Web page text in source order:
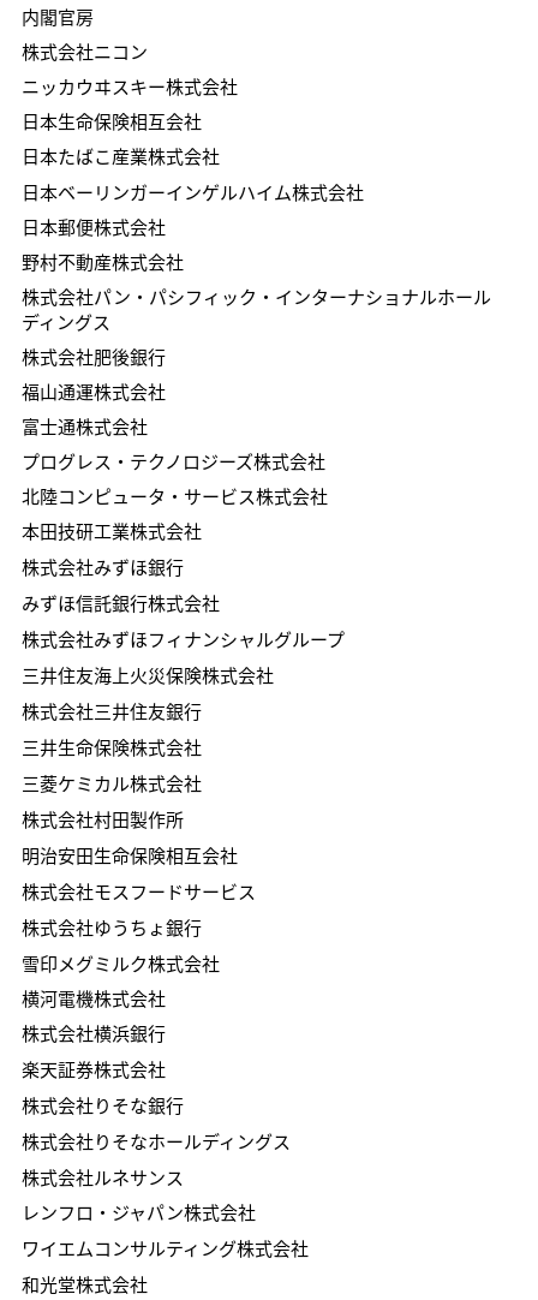
内閣官房
​株式会社ニコン
日本生命保険相互会社
日本たばこ産業株式会社
日本ベーリンガーインゲルハイム株式会社
日本郵便株式会社
野村不動産株式会社
株式会社パン・パシフィック・インターナショナルホール
ディングス
株式会社肥後銀行
福山通運株式会社
富士通株式会社
プログレス・テクノロジーズ株式会社
本田技研工業株式会社
株式会社みずほ銀行
みずほ信託銀行株式会社
株式会社みずほフィナンシャルグループ
三井住友海上火災保険株式会社
株式会社三井住友銀行
三井生命保険株式会社
三菱ケミカル株式会社
株式会社村田製作所
明治安田生命保険相互会社
株式会社モスフードサービス
株式会社ゆうちょ銀行
雪印メグミルク株式会社
横河電機株式会社
株式会社横浜銀行
楽天証券株式会社
株式会社りそな銀行
株式会社りそなホールディングス
株式会社ルネサンス
レンフロ・ジャパン株式会社
ワイエムコンサルティング株式会社
和光堂株式会社
北陸コンピュータ・サービス株式会社
ニッカウヰスキー株式会社